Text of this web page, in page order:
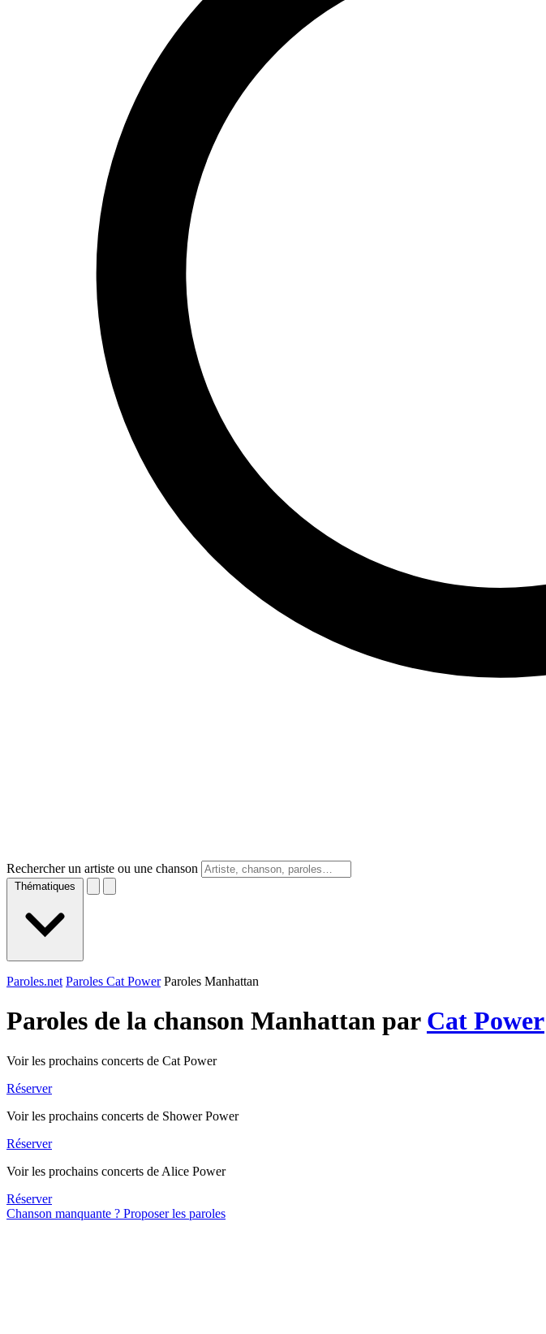
Rechercher un artiste ou une chanson
Thématiques
Paroles.net Paroles Cat Power Paroles Manhattan
Paroles de la chanson Manhattan par Cat Power
Voir les prochains concerts de Cat Power
Réserver
Voir les prochains concerts de Shower Power
Réserver
Voir les prochains concerts de Alice Power
Réserver
Chanson manquante ? Proposer les paroles